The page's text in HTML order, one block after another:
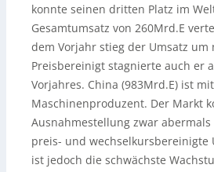
konnte seinen dritten Platz im
Gesamtumsatz von 260Mrd.E
dem Vorjahr stieg der Umsatz um
Preisbereinigt stagnierte auch er
Vorjahres. China (983Mrd.E) ist
Maschinenproduzent. Der Markt
Ausnahmestellung zwar
preis- und wechselkursbereinigte
ist jedoch die schwächste